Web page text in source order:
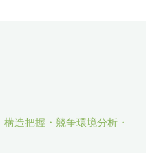
造把握・競争環境分析・